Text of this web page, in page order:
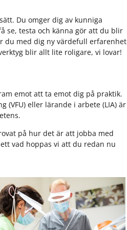
Du omger dig av kunniga
se, testa och känna gör att du blir
du med dig ny värdefull erfarenhet
blir allt lite roligare, vi lovar!
emot att ta emot dig på praktik.
(VFU) eller lärande i arbete (LIA) är
på hur det är att jobba med
vad hoppas vi att du redan nu